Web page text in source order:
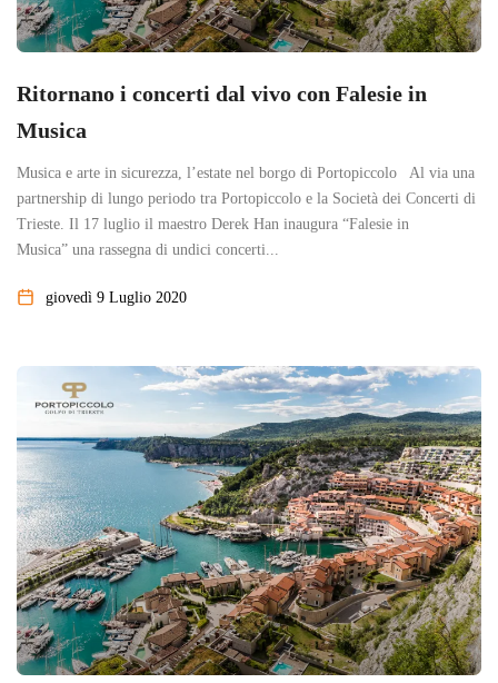
Ritornano i concerti dal vivo con Falesie in
Musica
Musica e arte in sicurezza, l’estate nel borgo di Portopiccolo Al via una
partnership di lungo periodo tra Portopiccolo e la Società dei Concerti di
Trieste. Il 17 luglio il maestro Derek Han inaugura “Falesie in
Musica” una rassegna di undici concerti...
giovedì 9 Luglio 2020